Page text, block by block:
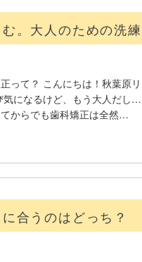
。大人のための洗
って？ こんにちは！秋葉原
気になるけど、もう大人だし
からでも歯科矯正は全然…
合うのはどっち？